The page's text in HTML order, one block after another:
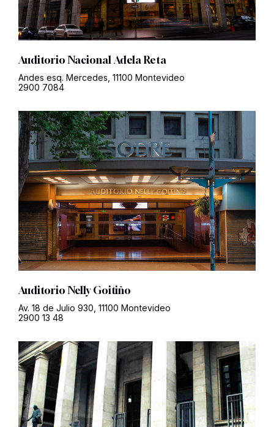
Auditorio Nacional Adela Reta
Andes esq. Mercedes, 11100 Montevideo
2900 7084
Auditorio Nelly Goitiño
Av. 18 de Julio 930, 11100 Montevideo
2900 13 48